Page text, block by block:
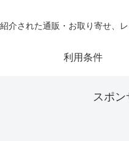
介された通販・お取り寄せ、
利用条件
スポ